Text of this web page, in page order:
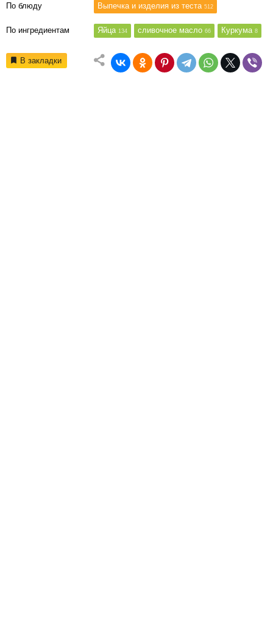
По блюду Выпечка и изделия из теста 512
По ингредиентам Яйца 134 сливочное масло 66 Куркума 8
В закладки